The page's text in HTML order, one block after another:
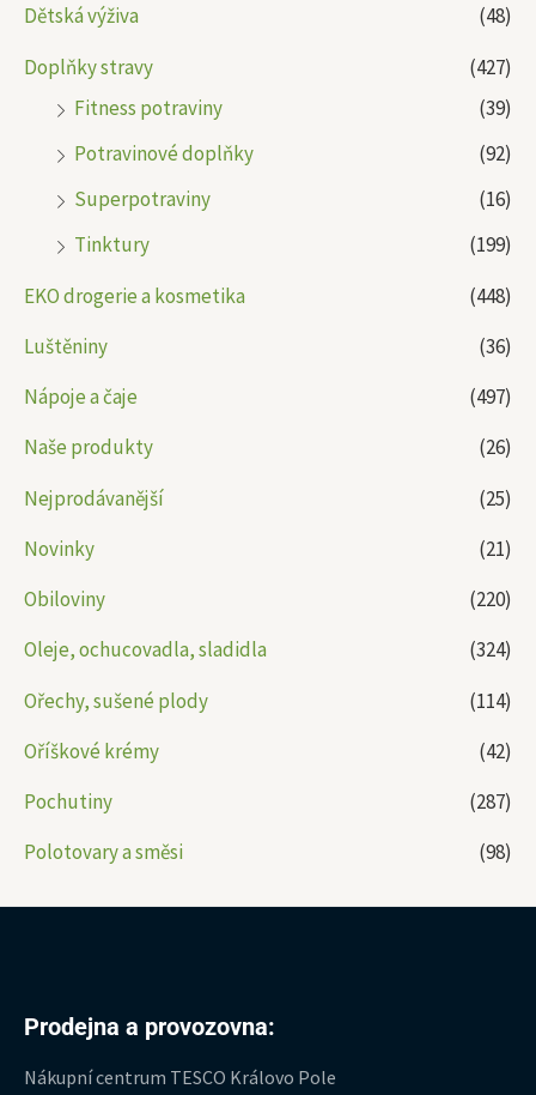
Dětská výživa
(48)
Doplňky stravy
(427)
Fitness potraviny
(39)
Potravinové doplňky
(92)
Superpotraviny
(16)
Tinktury
(199)
EKO drogerie a kosmetika
(448)
Luštěniny
(36)
Nápoje a čaje
(497)
Naše produkty
(26)
Nejprodávanější
(25)
Novinky
(21)
Obiloviny
(220)
Oleje, ochucovadla, sladidla
(324)
Ořechy, sušené plody
(114)
Oříškové krémy
(42)
Pochutiny
(287)
Polotovary a směsi
(98)
Prodejna a provozovna:
Nákupní centrum TESCO Královo Pole